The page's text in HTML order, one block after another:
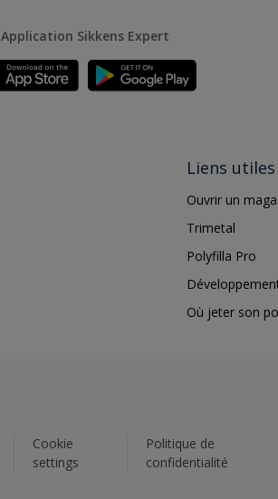
Application Sikkens Expert
Liens utiles
Ouvrir un
Trimetal
Polyfilla Pro
Où jeter son
Cookie
settings
Politique de
confidentialité